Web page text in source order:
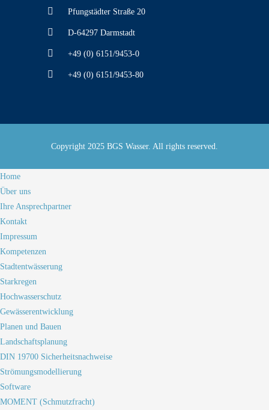
Pfungstädter Straße 20
D-64297 Darmstadt
+49 (0) 6151/9453-0
+49 (0) 6151/9453-80
Copyright 2025 BGS Wasser. All rights reserved.
Home
Über uns
Ihre Ansprechpartner
Kontakt
Impressum
Kompetenzen
Stadtentwässerung
Starkregen
Hochwasserschutz
Gewässerentwicklung
Planen und Bauen
Landschaftsplanung
DIN 19700 Sicherheitsnachweise
Strömungsmodellierung
Software
MOMENT (Schmutzfracht)